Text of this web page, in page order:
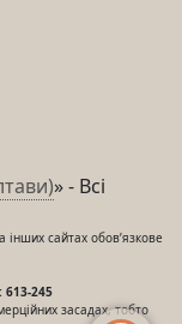
» - Всі
інших сайтах обов’язкове
613-245
засадах, тобто